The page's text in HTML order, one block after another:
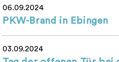
06.09.2024
PKW-Brand in Ebingen
03.09.2024